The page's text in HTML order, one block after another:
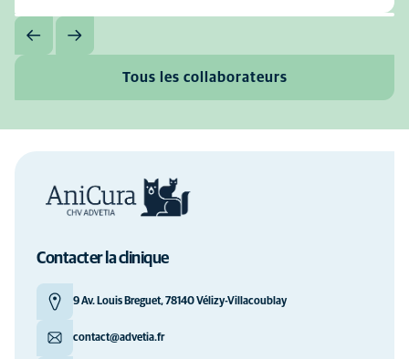
Tous les collaborateurs
Contacter la clinique
9 Av. Louis Breguet, 78140 Vélizy-Villacoublay
contact@advetia.fr